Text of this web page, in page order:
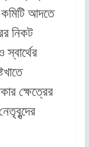
কমিটি আদতে
নিকট
ক্ষেত্রের